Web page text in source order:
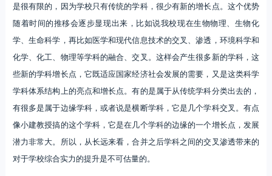
是很有限的，因为学校只有传统的学科，很少有新的增长点。这个优势
随着时间的推移会逐步显现出来，比如说我校现在生物物理、生物化
学、生命科学，再比如医学和现代信息技术的交叉、渗透，环境科学和
化学、化工、物理等学科的融合、交叉。这样会产生很多新的学科，这
些新的学科增长点，它既适应国家经济社会发展的需要，又是这类科学
学科体系结构上的亮点和增长点。有的是属于从传统学科分类出去的，
有很多是属于边缘学科，或者说是横断学科，它是几个学科交叉。有点
像小建教授搞的这个学科，它是在几个学科的边缘的一个增长点，发展
潜力非常大。所以，从长远来看，合并之后学科之间的交叉渗透带来的
对于学校综合实力的提升是不可估量的。